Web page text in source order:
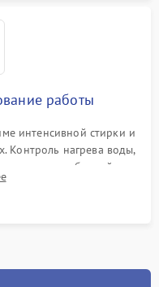
работы
интенсивной стирки и
Контроль нагрева воды,
излишних вибраций,
под корпусом.